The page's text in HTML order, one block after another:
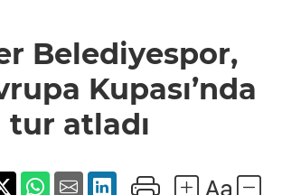
tur atladı
Belediyespor,
Kupası’nda
tur atladı